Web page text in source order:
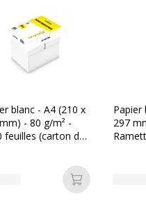
blanc - A4 (210 x
- 80 g/m² -
feuilles (carton de
Ajouter au
Papier
297